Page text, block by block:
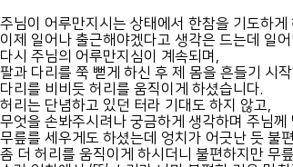
주님이 어루만지시는 상태에서 한참을 기도하
이제 일어나 출근해야겠다고 생각은 드는데 일
다시 주님의 어루만지심이 계속되며,
팔과 다리를 쭉 뻗게 하신 후 제 몸을 흔들기 시
다리를 비비듯 허리를 움직이게 하셨습니다.
허리는 단념하고 있던 터라 기대도 하지 않고,
무엇을 손봐주시려나 궁금하게 생각하며 주님께
무릎를 세우게도 하셨는데 엉치가 어긋난 듯 불
좀 더 허리를 움직이게 하시더니 불편하지만 무